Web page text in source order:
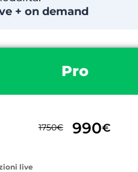
+ on demand
Pro
1750€ 990€
live